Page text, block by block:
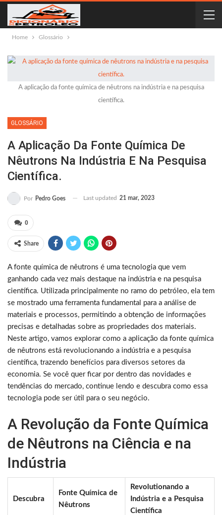
Home Glossário
A aplicação da fonte química de nêutrons na indústria e na pesquisa
científica.
GLOSSÁRIO
A Aplicação Da Fonte Química De
Nêutrons Na Indústria E Na Pesquisa
Científica.
Por Pedro Goes Last updated 21 mar, 2023
0
Share
A fonte química de nêutrons é uma tecnologia que vem
ganhando cada vez mais destaque na indústria e na pesquisa
científica. Utilizada principalmente no ramo do petróleo, ela tem
se mostrado uma ferramenta fundamental para a análise de
materiais e processos, permitindo a obtenção de informações
precisas e detalhadas sobre as propriedades dos materiais.
Neste artigo, vamos explorar como a aplicação da fonte química
de nêutrons está revolucionando a indústria e a pesquisa
científica, trazendo benefícios para diversos setores da
economia. Se você quer ficar por dentro das novidades e
tendências do mercado, continue lendo e descubra como essa
tecnologia pode ser útil para o seu negócio.
A Revolução da Fonte Química
de Nêutrons na Ciência e na
Indústria
Descubra
Fonte Química de
Nêutrons
Revolutionando a
Indústria e a Pesquisa
Científica